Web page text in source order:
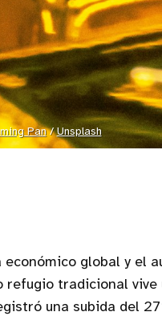
Pan / Unsplash
global y el
tradicional vive
una subida del